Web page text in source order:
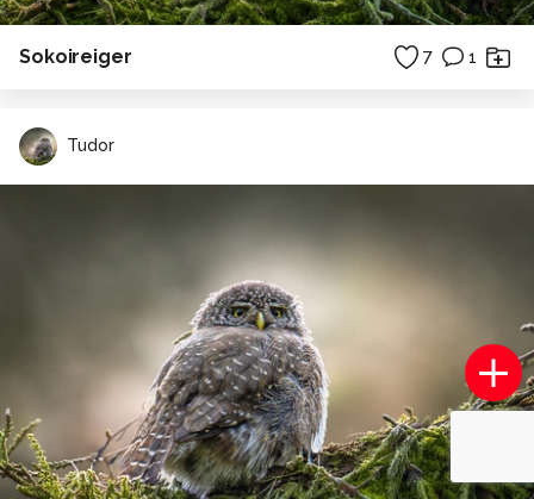
Sokoireiger 7 1
Tudor